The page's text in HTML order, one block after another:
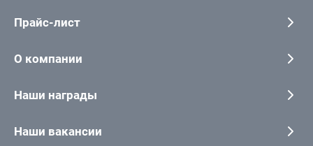
Прайс-лист
О компании
Наши награды
Наши вакансии